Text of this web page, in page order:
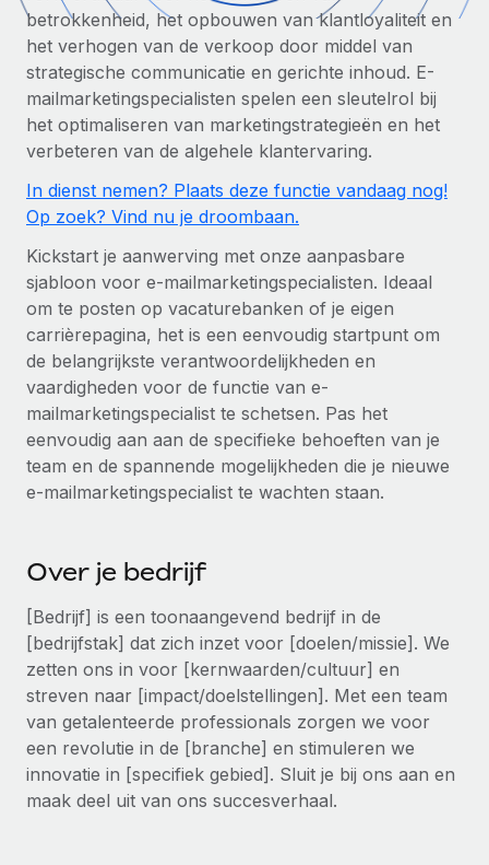
Zzp'ers internationaal onboarden en beheren
PEO
Ingewikkelde HR-taken eenvoudig uitbesteden
INFRASTRUCTUUR
Remote Embedded
HR naadloos in workflows integreren
Platform
Ingebouwde essentiële HR-functies voor je team
Verbinden
Nieuw
AI-tools koppelen aan Remote met onze MCP
Integraties
Processen stroomlijnen met essentiële zakelijke tools
DIENSTEN
Krijg hulp van global HR- en juridische experts
Achtergrondonderzoek
Vereenvoudig het screeningsproces van
kandidaten
Compliance Watchtower
Blijf compliance-risico's voor
Apparaatbeheer
GROEIFASE
Start-ups
Flexibele global HR en payroll solutions voor groeiende
bedrijven
Mid-market
Teams uitbreiden met HR solutions op maat
Enterprise
Global HR voor grote bedrijven
WERK MET ONS SAMEN
Strategische technologiepartners
Integreer global HR flexibel in je platform
Een partner worden
Ontdek hoe je met ons kunt samenwerken
Integraties en advies over AI-automatiseringen
CASESTUDY'S
Betalingscalculator voor zzp'ers
Ontdek valuta-opties en betaalsnelheden voor
internationale zzp'ers
LEREN MET REMOTE
Casestudy's
HR-woordenlijst
Checklists en templates
Bibliotheek met functiebeschrijvingen
Webinars
Evenementen
Newsroom
Inzichtencentrum
Support
Alle bronnen bekijken
Global Payroll
Nederlands
Français
Deutsch
Español
Italiano
Português (Portugal)
日本語
한국어
中文（简体）
Inloggen
betrokkenheid, het opbouwen van klantloyaliteit en
het verhogen van de verkoop door middel van
strategische communicatie en gerichte inhoud. E-
mailmarketingspecialisten spelen een sleutelrol bij
het optimaliseren van marketingstrategieën en het
verbeteren van de algehele klantervaring.
In dienst nemen? Plaats deze functie vandaag nog!
Op zoek? Vind nu je droombaan.
Kickstart je aanwerving met onze aanpasbare
sjabloon voor e-mailmarketingspecialisten. Ideaal
om te posten op vacaturebanken of je eigen
carrièrepagina, het is een eenvoudig startpunt om
de belangrijkste verantwoordelijkheden en
vaardigheden voor de functie van e-
mailmarketingspecialist te schetsen. Pas het
eenvoudig aan aan de specifieke behoeften van je
team en de spannende mogelijkheden die je nieuwe
e-mailmarketingspecialist te wachten staan.
Over je bedrijf
[Bedrijf] is een toonaangevend bedrijf in de
[bedrijfstak] dat zich inzet voor [doelen/missie]. We
zetten ons in voor [kernwaarden/cultuur] en
streven naar [impact/doelstellingen]. Met een team
van getalenteerde professionals zorgen we voor
een revolutie in de [branche] en stimuleren we
innovatie in [specifiek gebied]. Sluit je bij ons aan en
maak deel uit van ons succesverhaal.